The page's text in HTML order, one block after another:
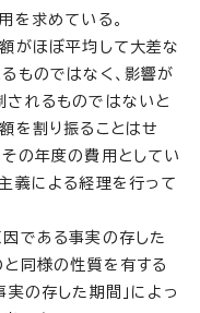
を求めている。
がほぼ平均して大差な
ものではなく、影響が
れるものではないと
を割り振ることはせ
の年度の費用としてい
義による経理を行って
である事実の存した
同様の性質を有する
実の存した期間」によっ